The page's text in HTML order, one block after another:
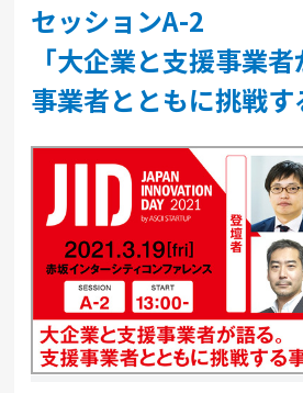
セッションA-2
「大企業と支援事業
事業者とともに挑戦す